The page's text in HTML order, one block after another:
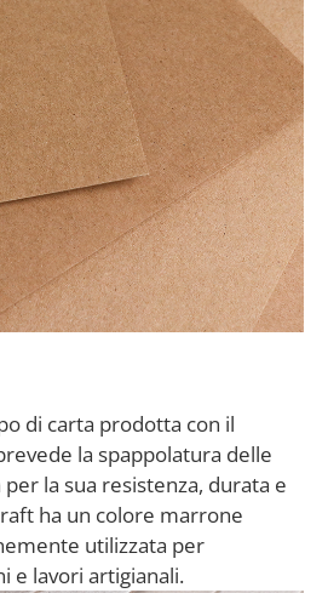
di carta prodotta con il
la spappolatura delle
la sua resistenza, durata e
ha un colore marrone
utilizzata per
e lavori artigianali.